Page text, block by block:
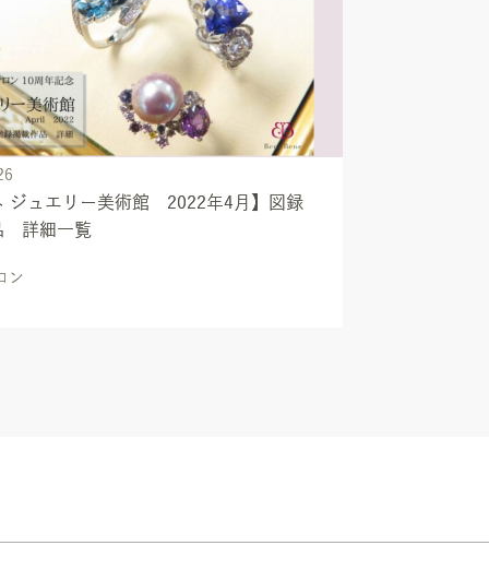
ジュエリー美術館 2022年4月】図録
詳細一覧
ン